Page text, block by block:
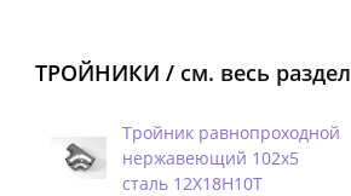
ТРОЙНИКИ / см. весь раздел
Тройник равнопроходной
нержавеющий 102х5
сталь 12Х18Н10Т